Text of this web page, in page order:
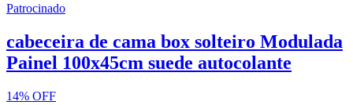
Patrocinado
cabeceira de cama box solteiro Modulada
Painel 100x45cm suede autocolante
14% OFF